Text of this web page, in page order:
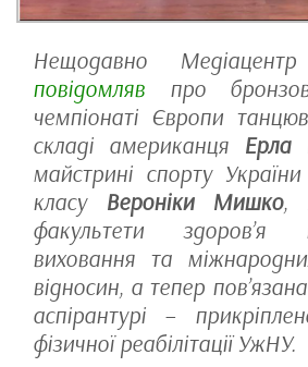
Нещодавно
повідомляв про
чемпіонаті Європи
складі американця Ерла
майстрині спорту
класу Вероніки Мишко,
факультети здоров’я
виховання та
відносин, а тепер
аспірантурі –
фізичної реабілітації УжНУ.